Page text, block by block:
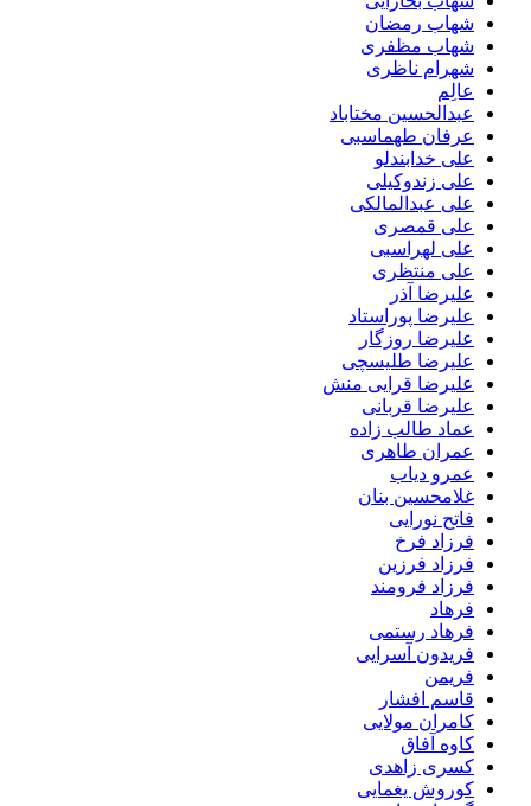
شهاب رمضان
شهاب مظفری
شهرام ناظری
عالِم
عبدالحسین مختاباد
عرفان طهماسبی
علی خدابندلو
علی زندوکیلی
علی عبدالمالکی
علی قمصری
علی لهراسبی
علی منتظری
علیرضا آذر
علیرضا پوراستاد
علیرضا روزگار
علیرضا طلیسچی
علیرضا قرایی منش
علیرضا قربانی
عماد طالب زاده
عمران طاهری
عمرو دیاب
غلامحسین بنان
فاتح نورایی
فرزاد فرخ
فرزاد فرزین
فرزاد فرومند
فرهاد
فرهاد رستمی
فریدون آسرایی
فریمن
قاسم افشار
کامران مولایی
کاوه آفاق
کسری زاهدی
کوروش یغمایی